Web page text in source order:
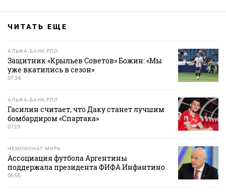
ЧИТАТЬ ЕЩЕ
АЛЬФА-БАНК РПЛ
Защитник «Крыльев Советов» Божин: «Мы
уже вкатились в сезон»
07:34
АЛЬФА-БАНК РПЛ
Гасилин считает, что Даку станет лучшим
бомбардиром «Спартака»
07:19
ЧЕМПИОНАТ МИРА
Ассоциация футбола Аргентины
поддержала президента ФИФА Инфантино
06:55